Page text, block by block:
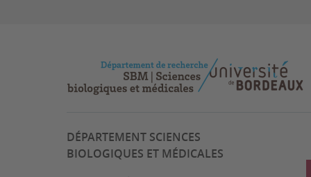
DÉPARTEMENT SCIENCES
BIOLOGIQUES ET MÉDICALES